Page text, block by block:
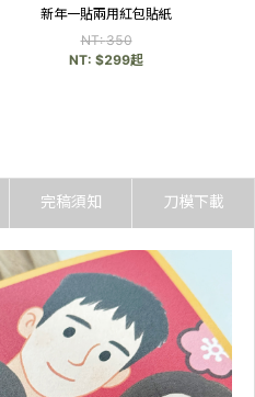
新年一貼兩用紅包貼紙
NT:350
NT: $299起
完稿須知 刀模下載